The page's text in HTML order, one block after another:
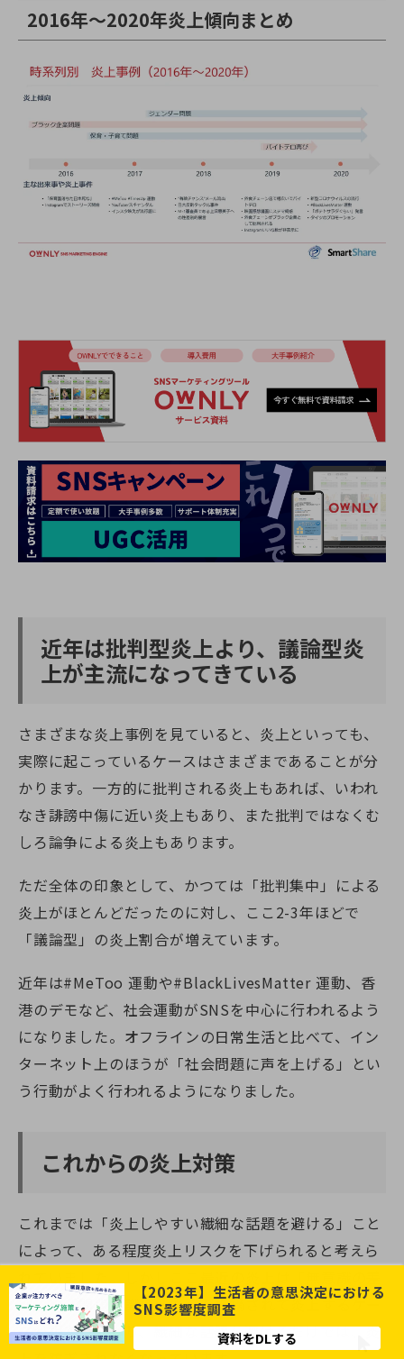
2016年～2020年炎上傾向まとめ
近年は批判型炎上より、議論型炎
上が主流になってきている
さまざまな炎上事例を見ていると、炎上といっても、
実際に起こっているケースはさまざまであることが分
かります。一方的に批判される炎上もあれば、いわれ
なき誹謗中傷に近い炎上もあり、また批判ではなくむ
しろ論争による炎上もあります。
ただ全体の印象として、かつては「批判集中」による
炎上がほとんどだったのに対し、ここ2-3年ほどで
「議論型」の炎上割合が増えています。
近年は#MeToo 運動や#BlackLivesMatter 運動、香
港のデモなど、社会運動がSNSを中心に行われるよう
になりました。オフラインの日常生活と比べて、イン
ターネット上のほうが「社会問題に声を上げる」とい
う行動がよく行われるようになりました。
これからの炎上対策
これまでは「炎上しやすい繊細な話題を避ける」こと
によって、ある程度炎上リスクを下げられると考えら
別」や「問題意識の低さ」を指摘されて炎上するケー
スが相次いでおり、繊細な話題を避けるだけでは、炎
【2023年】生活者の意思決定における
SNS影響度調査
資料をDLする